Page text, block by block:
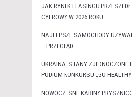
JAK RYNEK LEASINGU
CYFROWY W 2026 ROKU
NAJLEPSZE SAMOCHODY
– PRZEGLĄD
UKRAINA, STANY ZJEDNOCZONE
PODIUM KONKURSU „GO
NOWOCZESNE KABINY